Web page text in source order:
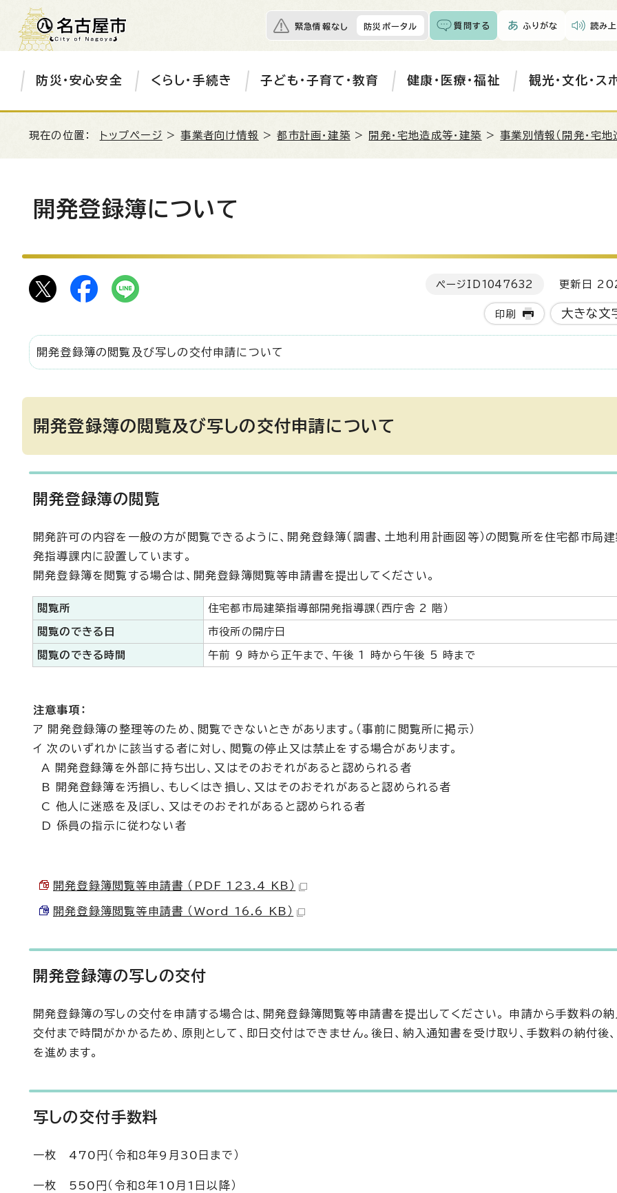
緊急情報なし 防災ポータル 質問する ふりがな 読み
防災・安心安全 くらし・手続き 子ども・子育て・教育 健康・医療・福祉 観光・文化・ス
現在の位置： トップページ >事業者向け情報 >都市計画・建築 > 開発・宅地造成等・建築 >事業別情報（開発・宅地
開発登録簿について
ページID 1047632 更新日
印刷 大きな文
開発登録簿の閲覧及び写しの交付申請について
開発登録簿の閲覧及び写しの交付申請について
開発登録簿の閲覧
開発許可の内容を一般の方が閲覧できるように、開発登録簿（調書、土地利用計画図等）の閲覧所を住宅都市局
発指導課内に設置しています。
開発登録簿を閲覧する場合は、開発登録簿閲覧等申請書を提出してください。
閲覧所 住宅都市局建築指導部開発指導課（西庁舎 2 階）
閲覧のできる日 市役所の開庁日
閲覧のできる時間 午前 9 時から正午まで、午後 1 時から午後 5 時まで
注意事項：
ア 開発登録簿の整理等のため、閲覧できないときがあります。（事前に閲覧所に掲示）
イ 次のいずれかに該当する者に対し、閲覧の停止又は禁止をする場合があります。
A 開発登録簿を外部に持ち出し、又はそのおそれがあると認められる者
B 開発登録簿を汚損し、もしくはき損し、又はそのおそれがあると認められる者
C 他人に迷惑を及ぼし、又はそのおそれがあると認められる者
D 係員の指示に従わない者
開発登録簿閲覧等申請書 （PDF 123.4 KB）
開発登録簿閲覧等申請書 （Word 16.6 KB）
開発登録簿の写しの交付
開発登録簿の写しの交付を申請する場合は、開発登録簿閲覧等申請書を提出してください。 申請から手数料の
交付まで時間がかかるため、原則として、即日交付はできません。後日、納入通知書を受け取り、手数料の納付後
を進めます。
写しの交付手数料
一枚 470円（令和8年9月30日まで）
一枚 550円（令和8年10月1日以降）